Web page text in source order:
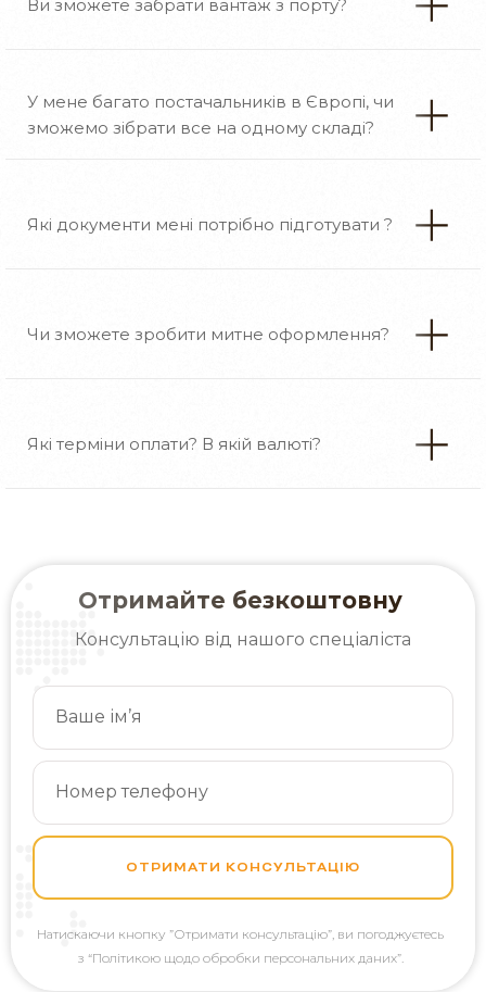
Ви зможете забрати вантаж з порту?
У мене багато постачальників в Європі, чи
зможемо зібрати все на одному складі?
Які документи мені потрібно підготувати ?
Чи зможете зробити митне оформлення?
Які терміни оплати? В якій валюті?
Отримайте безкоштовну
Консультацію від нашого спеціаліста
ОТРИМАТИ КОНСУЛЬТАЦІЮ
Натискаючи кнопку ”Отримати консультацію”, ви погоджуєтесь
з “Політикою щодо обробки персональних даних”.